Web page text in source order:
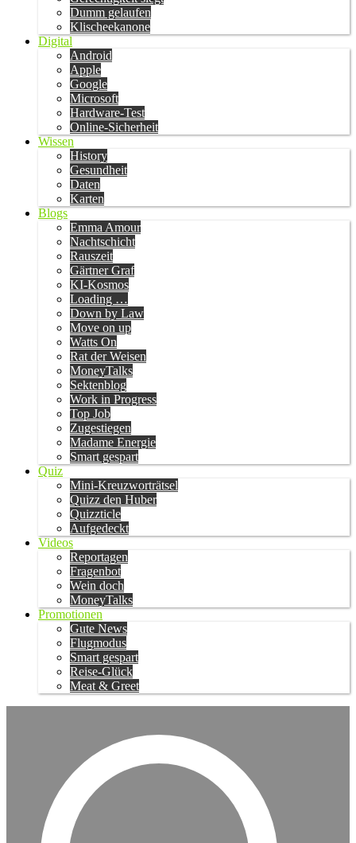
Dumm gelaufen
Klischeekanone
Digital
Android
Apple
Google
Microsoft
Hardware-Test
Online-Sicherheit
Wissen
History
Gesundheit
Daten
Karten
Blogs
Emma Amour
Nachtschicht
Rauszeit
Gärtner Graf
KI-Kosmos
Loading …
Down by Law
Move on up
Watts On
Rat der Weisen
MoneyTalks
Sektenblog
Work in Progress
Top Job
Zugestiegen
Madame Energie
Smart gespart
Quiz
Mini-Kreuzworträtsel
Quizz den Huber
Quizzticle
Aufgedeckt
Videos
Reportagen
Fragenbot
Wein doch
MoneyTalks
Promotionen
Gute News
Flugmodus
Smart gespart
Reise-Glück
Meat & Greet